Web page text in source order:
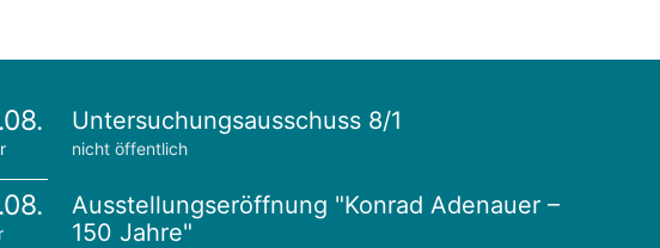
Untersuchungsausschuss 8/1
nicht öffentlich
Ausstellungseröffnung "Konrad Adenauer –
150 Jahre"